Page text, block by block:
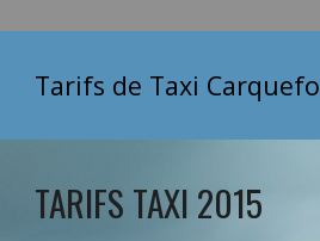
Tarifs de Taxi
TARIFS TAXI 2015